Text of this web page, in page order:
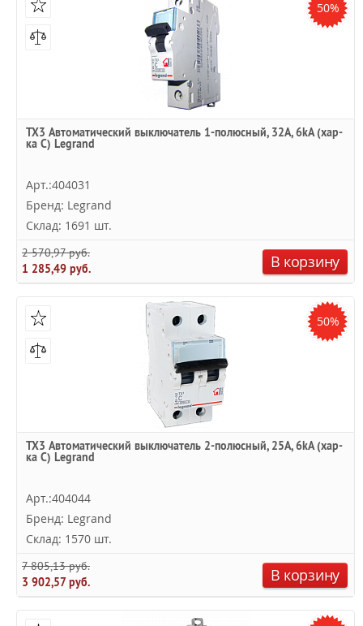
50%
TX3 Автоматический выключатель 1-полюсный, 32А, 6kА (хар-
ка C) Legrand
Арт.:404031
Бренд: Legrand
Склад: 1691 шт.
2 570,97 руб.
1 285,49 руб.
В корзину
50%
TX3 Автоматический выключатель 2-полюсный, 25А, 6kА (хар-
ка C) Legrand
Арт.:404044
Бренд: Legrand
Склад: 1570 шт.
7 805,13 руб.
3 902,57 руб.
В корзину